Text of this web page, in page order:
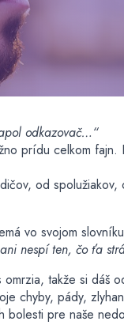
odkazovač…“
prídu celkom
od
vo svojom
nespí ten, čo ťa
takže si dáš
chyby, pády,
pre naše